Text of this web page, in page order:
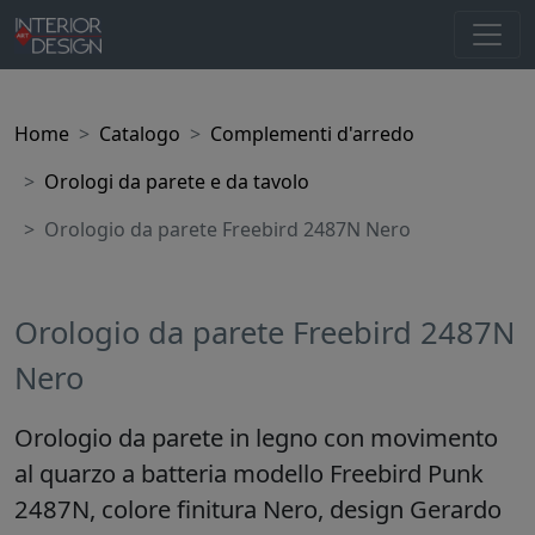
Home Catalogo
Complementi d'arredo
Orologi da parete e da tavolo
Orologio da parete Freebird 2487N Nero
Orologio da parete Freebird 2487N
Nero
Orologio da parete in legno con movimento
al quarzo a batteria modello Freebird Punk
2487N, colore finitura Nero, design Gerardo